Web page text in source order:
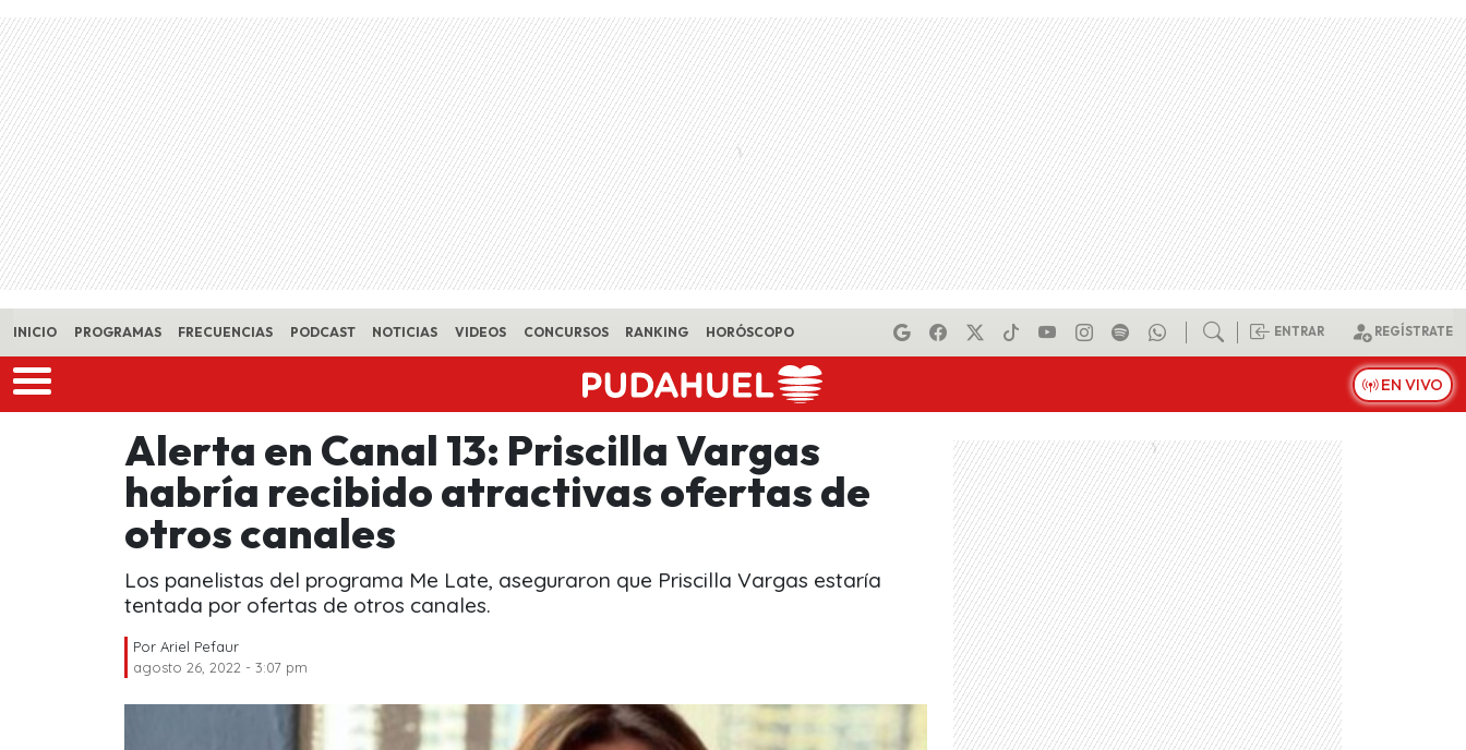
Skip to main content
INICIO PROGRAMAS FRECUENCIAS PODCAST NOTICIAS VIDEOS CONCURSOS RANKING HORÓSCOPO ENTRAR REGÍSTRATE
EN VIVO
Alerta en Canal 13: Priscilla Vargas
habría recibido atractivas ofertas de
otros canales
Los panelistas del programa Me Late, aseguraron que Priscilla Vargas estaría
tentada por ofertas de otros canales.
Por Ariel Pefaur
agosto 26, 2022 - 3:07 pm